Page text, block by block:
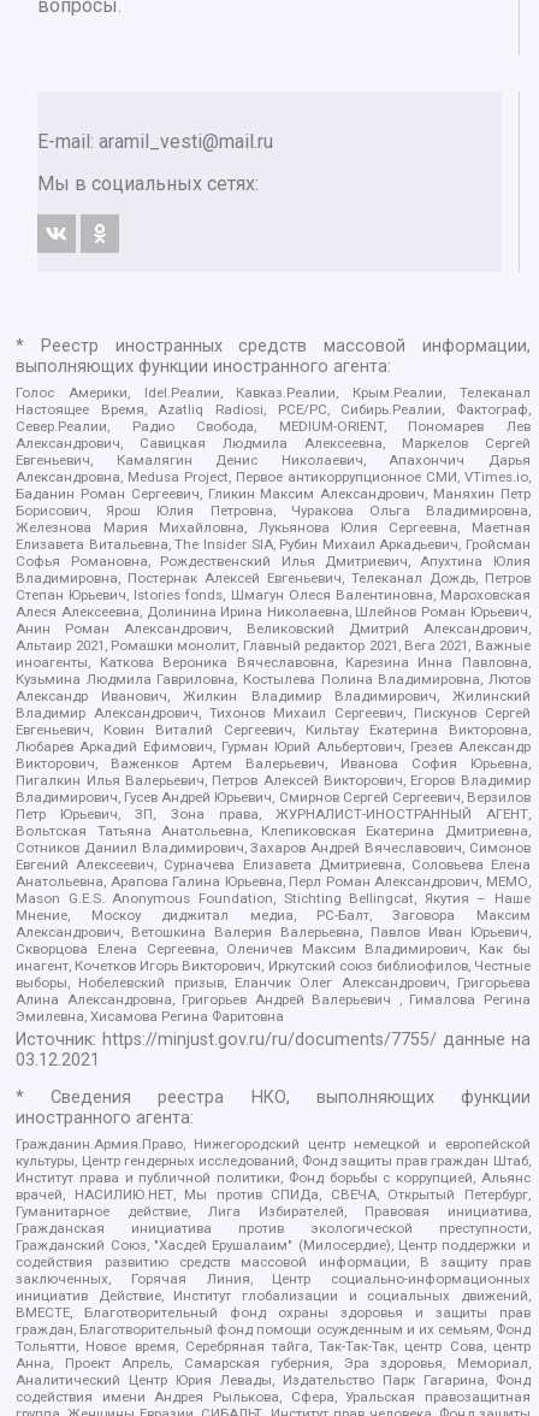
вопросы.
E-mail: aramil_vesti@mail.ru
Мы в социальных сетях:
* Реестр иностранных средств массовой информации,
выполняющих функции иностранного агента:
Голос Америки, Idel.Реалии, Кавказ.Реалии, Крым.Реалии, Телеканал
Настоящее Время, Azatliq Radiosi, PCE/PC, Сибирь.Реалии, Фактограф,
Север.Реалии, Радио Свобода, MEDIUM-ORIENT, Пономарев Лев
Александрович, Савицкая Людмила Алексеевна, Маркелов Сергей
Евгеньевич, Камалягин Денис Николаевич, Апахончич Дарья
Александровна, Medusa Project, Первое антикоррупционное СМИ, VTimes.io,
Баданин Роман Сергеевич, Гликин Максим Александрович, Маняхин Петр
Борисович, Ярош Юлия Петровна, Чуракова Ольга Владимировна,
Железнова Мария Михайловна, Лукьянова Юлия Сергеевна, Маетная
Елизавета Витальевна, The Insider SIA, Рубин Михаил Аркадьевич, Гройсман
Софья Романовна, Рождественский Илья Дмитриевич, Апухтина Юлия
Владимировна, Постернак Алексей Евгеньевич, Телеканал Дождь, Петров
Степан Юрьевич, Istories fonds, Шмагун Олеся Валентиновна, Мароховская
Алеся Алексеевна, Долинина Ирина Николаевна, Шлейнов Роман Юрьевич,
Анин Роман Александрович, Великовский Дмитрий Александрович,
Альтаир 2021, Ромашки монолит, Главный редактор 2021, Вега 2021, Важные
иноагенты, Каткова Вероника Вячеславовна, Карезина Инна Павловна,
Кузьмина Людмила Гавриловна, Костылева Полина Владимировна, Лютов
Александр Иванович, Жилкин Владимир Владимирович, Жилинский
Владимир Александрович, Тихонов Михаил Сергеевич, Пискунов Сергей
Евгеньевич, Ковин Виталий Сергеевич, Кильтау Екатерина Викторовна,
Любарев Аркадий Ефимович, Гурман Юрий Альбертович, Грезев Александр
Викторович, Важенков Артем Валерьевич, Иванова София Юрьевна,
Пигалкин Илья Валерьевич, Петров Алексей Викторович, Егоров Владимир
Владимирович, Гусев Андрей Юрьевич, Смирнов Сергей Сергеевич, Верзилов
Петр Юрьевич, ЗП, Зона права, ЖУРНАЛИСТ-ИНОСТРАННЫЙ АГЕНТ,
Вольтская Татьяна Анатольевна, Клепиковская Екатерина Дмитриевна,
Сотников Даниил Владимирович, Захаров Андрей Вячеславович, Симонов
Евгений Алексеевич, Сурначева Елизавета Дмитриевна, Соловьева Елена
Анатольевна, Арапова Галина Юрьевна, Перл Роман Александрович, МЕМО,
Mason G.E.S. Anonymous Foundation, Stichting Bellingcat, Якутия – Наше
Мнение, Москоу диджитал медиа, РС-Балт, Заговора Максим
Александрович, Ветошкина Валерия Валерьевна, Павлов Иван Юрьевич,
Скворцова Елена Сергеевна, Оленичев Максим Владимирович, Как бы
инагент, Кочетков Игорь Викторович, Иркутский союз библиофилов, Честные
выборы, Нобелевский призыв, Еланчик Олег Александрович, Григорьева
Алина Александровна, Григорьев Андрей Валерьевич , Гималова Регина
Эмилевна, Хисамова Регина Фаритовна
Источник: https://minjust.gov.ru/ru/documents/7755/ данные на
03.12.2021
* Сведения реестра НКО, выполняющих функции
иностранного агента:
Гражданин.Армия.Право, Нижегородский центр немецкой и европейской
культуры, Центр гендерных исследований, Фонд защиты прав граждан Штаб,
Институт права и публичной политики, Фонд борьбы с коррупцией, Альянс
врачей, НАСИЛИЮ.НЕТ, Мы против СПИДа, СВЕЧА, Открытый Петербург,
Гуманитарное действие, Лига Избирателей, Правовая инициатива,
Гражданская инициатива против экологической преступности,
Гражданский Союз, "Хасдей Ерушалаим" (Милосердие), Центр поддержки и
содействия развитию средств массовой информации, В защиту прав
заключенных, Горячая Линия, Центр социально-информационных
инициатив Действие, Институт глобализации и социальных движений,
ВМЕСТЕ, Благотворительный фонд охраны здоровья и защиты прав
граждан, Благотворительный фонд помощи осужденным и их семьям, Фонд
Тольятти, Новое время, Серебряная тайга, Так-Так-Так, центр Сова, центр
Анна, Проект Апрель, Самарская губерния, Эра здоровья, Мемориал,
Аналитический Центр Юрия Левады, Издательство Парк Гагарина, Фонд
содействия имени Андрея Рылькова, Сфера, Уральская правозащитная